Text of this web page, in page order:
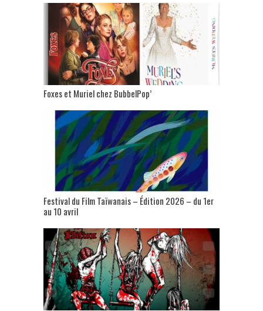
Foxes et Muriel chez BubbelPop’
Festival du Film Taïwanais – Édition 2026 – du 1er
au 10 avril